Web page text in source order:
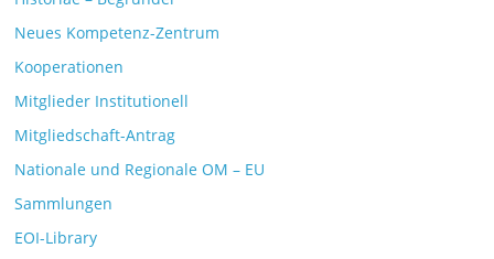
Neues Kompetenz-Zentrum
Kooperationen
Mitglieder Institutionell
Mitgliedschaft-Antrag
Nationale und Regionale OM – EU
Sammlungen
EOI-Library